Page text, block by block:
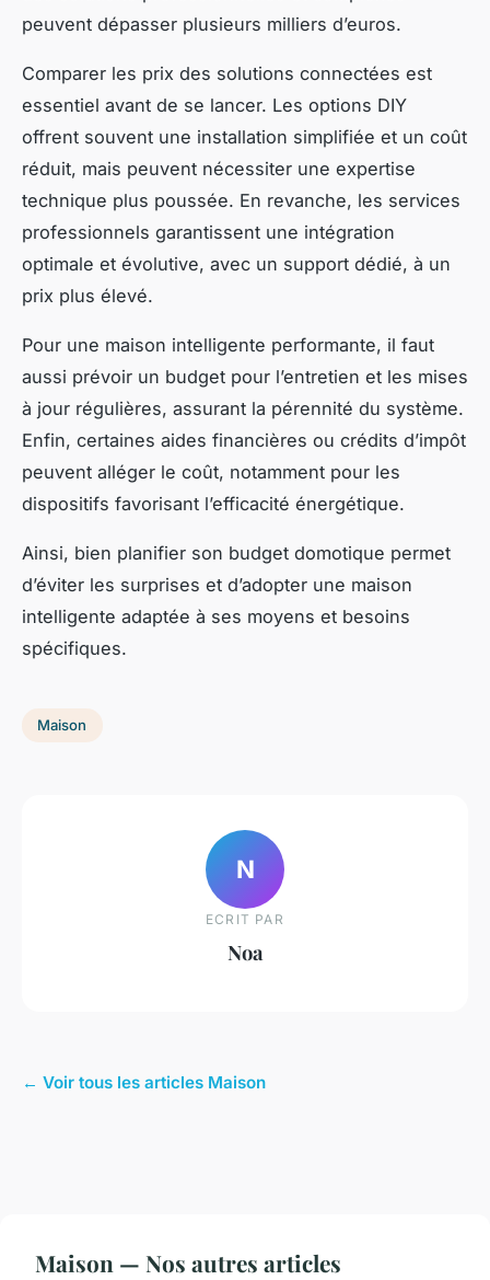
peuvent dépasser plusieurs milliers d’euros.
Comparer les prix des solutions connectées est
essentiel avant de se lancer. Les options DIY
offrent souvent une installation simplifiée et un coût
réduit, mais peuvent nécessiter une expertise
technique plus poussée. En revanche, les services
professionnels garantissent une intégration
optimale et évolutive, avec un support dédié, à un
prix plus élevé.
Pour une maison intelligente performante, il faut
aussi prévoir un budget pour l’entretien et les mises
à jour régulières, assurant la pérennité du système.
Enfin, certaines aides financières ou crédits d’impôt
peuvent alléger le coût, notamment pour les
dispositifs favorisant l’efficacité énergétique.
Ainsi, bien planifier son budget domotique permet
d’éviter les surprises et d’adopter une maison
intelligente adaptée à ses moyens et besoins
spécifiques.
Maison
N
ECRIT PAR
Noa
← Voir tous les articles Maison
Maison — Nos autres articles